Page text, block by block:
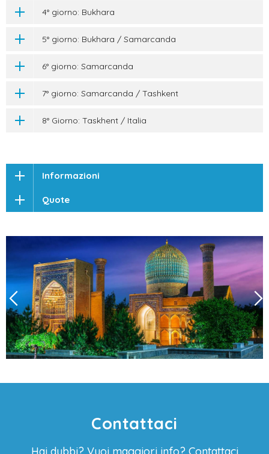
4° giorno: Bukhara
5° giorno: Bukhara / Samarcanda
6° giorno: Samarcanda
7° giorno: Samarcanda / Tashkent
8° Giorno: Taskhent / Italia
Informazioni
Quote
Contattaci